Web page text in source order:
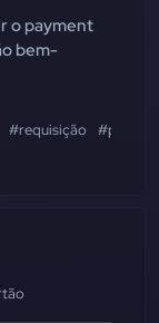
o payment
bem-
#requisição